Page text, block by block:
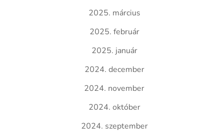
2025. március
2025. február
2025. január
2024. december
2024. november
2024. október
2024. szeptember